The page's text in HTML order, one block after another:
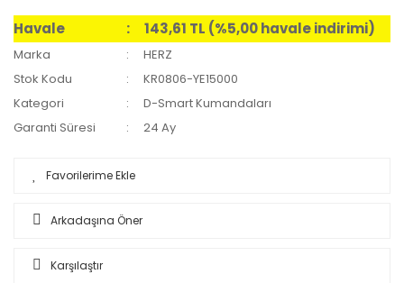
Havale 143,61 TL (%5,00 havale indirimi)
Marka
HERZ
Stok Kodu
KR0806-YE15000
Kategori
D-Smart Kumandaları
Garanti Süresi
24 Ay
Arkadaşına Öner
Karşılaştır